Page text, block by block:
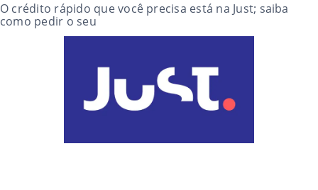
O crédito rápido que você precisa está na Just; saiba
como pedir o seu